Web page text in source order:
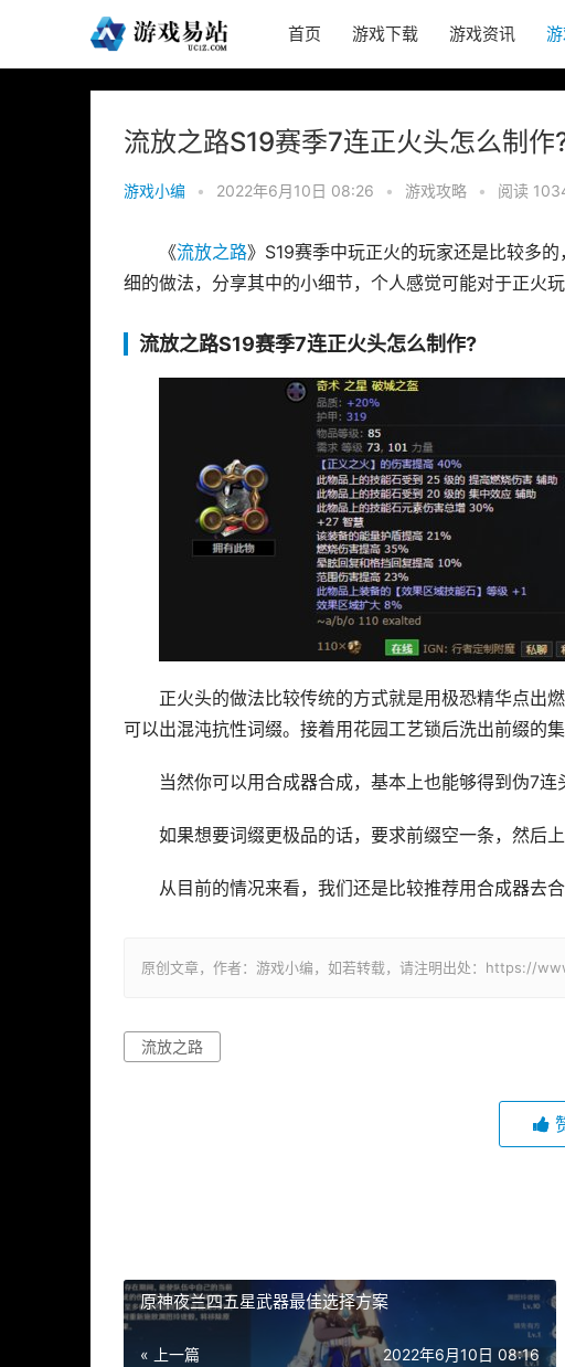
首页 游戏下载 游戏资讯
流放之路S19赛季7连正火头怎么制作
游戏小编 • 2022年6月10日 08:26 • 游戏攻略 • 阅读
《流放之路》S19赛季中玩正火的玩家还是比较多
细的做法，分享其中的小细节，个人感觉可能对于正火玩
流放之路S19赛季7连正火头怎么制作?
正火头的做法比较传统的方式就是用极恐精华点出
可以出混沌抗性词缀。接着用花园工艺锁后洗出前缀的
当然你可以用合成器合成，基本上也能够得到伪7连
如果想要词缀更极品的话，要求前缀空一条，然后
从目前的情况来看，我们还是比较推荐用合成器去
原创文章，作者：游戏小编，如若转载，请注明出处：https://
流放之路
原神夜兰四五星武器最佳选择方案
« 上一篇 2022年6月10日 08:16